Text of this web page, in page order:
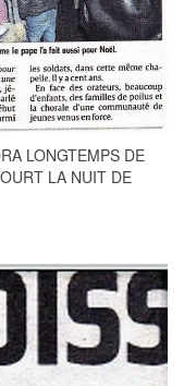
LONGTEMPS DE
LA NUIT DE